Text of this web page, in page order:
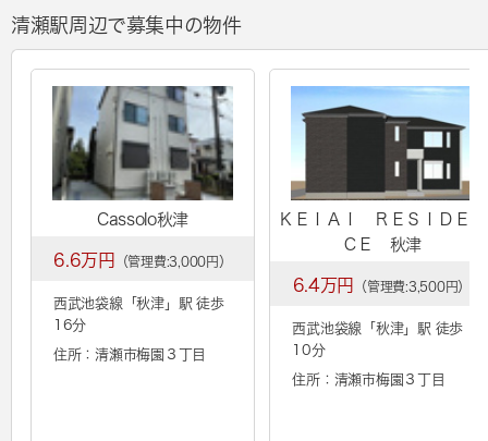
清瀬駅周辺で募集中の物件
Cassolo秋津
6.6万円 （管理費:3,000円）
西武池袋線「秋津」駅 徒歩
16分
住所：清瀬市梅園３丁目
ＫＥＩＡＩ ＲＥＳＩＤＥＮ
ＣＥ 秋津
6.4万円 （管理費:3,500円）
西武池袋線「 秋津」駅 徒歩
10分
住所：清瀬市梅園３丁目